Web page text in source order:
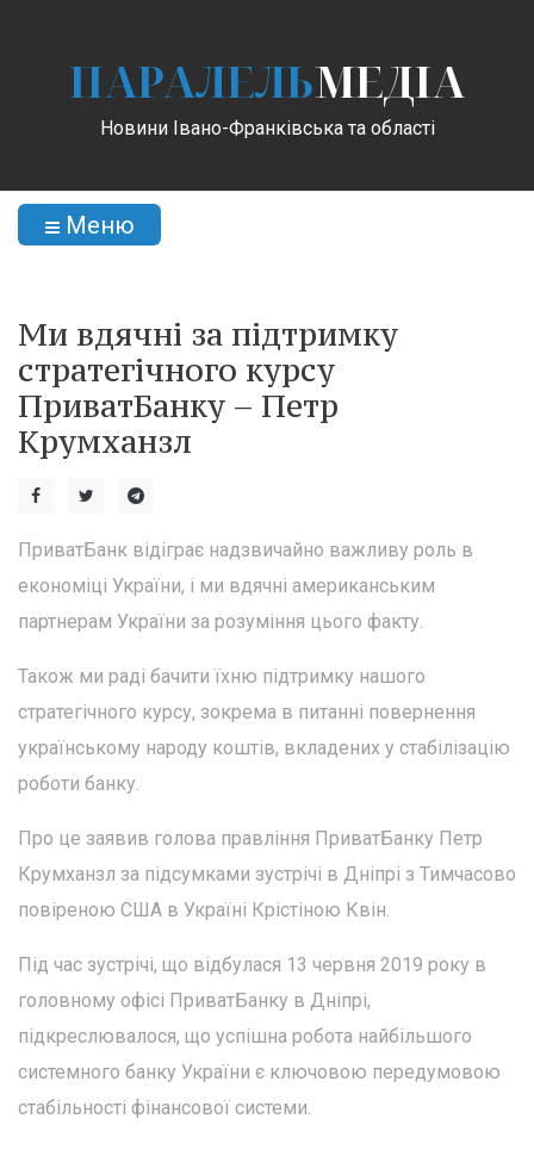
ПАРАЛЕЛЬМЕДІА
Новини Івано-Франківська та області
Меню
Ми вдячні за підтримку
стратегічного курсу
ПриватБанку – Петр
Крумханзл
ПриватБанк відіграє надзвичайно важливу роль в
економіці України, і ми вдячні американським
партнерам України за розуміння цього факту.
Також ми раді бачити їхню підтримку нашого
стратегічного курсу, зокрема в питанні повернення
українському народу коштів, вкладених у стабілізацію
роботи банку.
Про це заявив голова правління ПриватБанку Петр
Крумханзл за підсумками зустрічі в Дніпрі з Тимчасово
повіреною США в Україні Крістіною Квін.
Під час зустрічі, що відбулася 13 червня 2019 року в
головному офісі ПриватБанку в Дніпрі,
підкреслювалося, що успішна робота найбільшого
системного банку України є ключовою передумовою
стабільності фінансової системи.